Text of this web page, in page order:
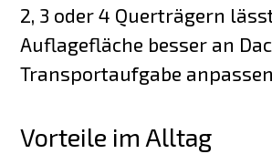
2, 3 oder 4 Querträgern
Auflagefläche besser an
Transportaufgabe
Vorteile im Alltag